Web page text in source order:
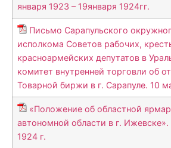
января 1923 – 19января 1924гг.
Письмо Сарапульского
исполкома Советов рабочих,
красноармейских депутатов в
комитет внутренней торговли об
Товарной биржи в г. Сарапуле. 10
«Положение об областной
автономной области в г.
1924 г.